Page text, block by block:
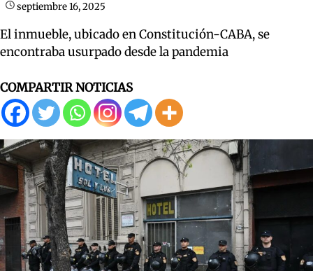
septiembre 16, 2025
El inmueble, ubicado en Constitución-CABA, se
encontraba usurpado desde la pandemia
COMPARTIR NOTICIAS